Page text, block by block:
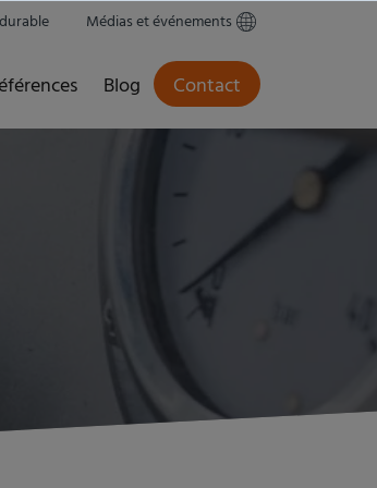
Médias et événements
Blog Contact